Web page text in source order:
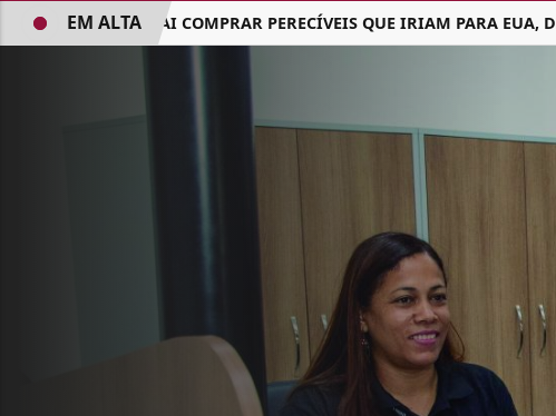
GOVERNO VAI COMPRAR PERECÍVEIS QUE IRIAM PARA EUA, DIZ
EM ALTA